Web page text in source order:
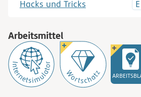
Hacks und Tricks
Arbeitsmittel